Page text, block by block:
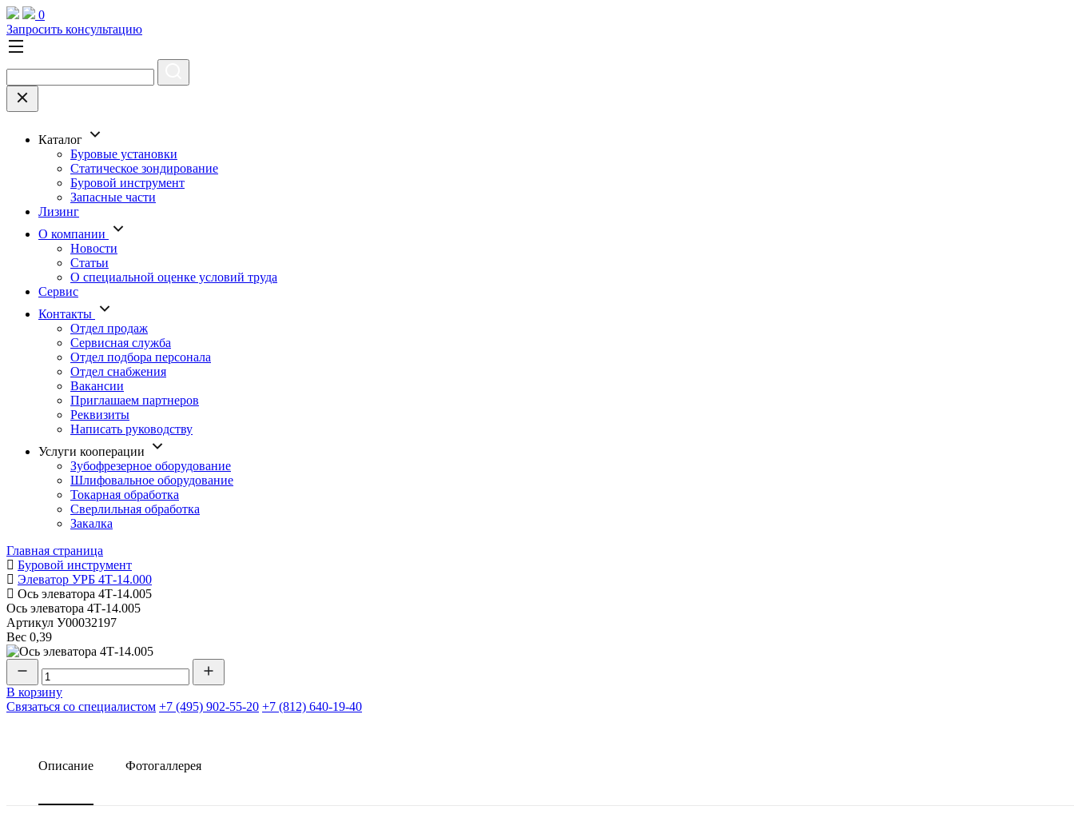
0
Запросить консультацию
Каталог
Буровые установки
Статическое зондирование
Буровой инструмент
Запасные части
Лизинг
О компании
Новости
Статьи
О специальной оценке условий труда
Сервис
Контакты
Отдел продаж
Сервисная служба
Отдел подбора персонала
Отдел снабжения
Вакансии
Приглашаем партнеров
Реквизиты
Написать руководству
Услуги кооперации
Зубофрезерное оборудование
Шлифовальное оборудование
Токарная обработка
Cверлильная обработка
Закалка
Главная страница
Буровой инструмент
Элеватор УРБ 4Т-14.000
Ось элеватора 4Т-14.005
Ось элеватора 4Т-14.005
Артикул У00032197
Вес 0,39
В корзину
Связаться со специалистом +7 (495) 902-55-20 +7 (812) 640-19-40
Описание Фотогаллерея